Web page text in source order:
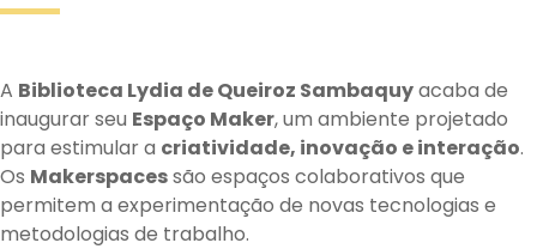
A Biblioteca Lydia de Queiroz Sambaquyacaba de
inaugurar seu Espaço Maker, um ambiente projetado
para estimular a criatividade, inovação e interação.
Os Makerspacessão espaços colaborativos que
permitem a experimentação de novas tecnologias e
metodologias de trabalho.